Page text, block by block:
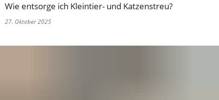
Wie entsorge ich Kleintier- und Katzenstreu?
27. Oktober 2025